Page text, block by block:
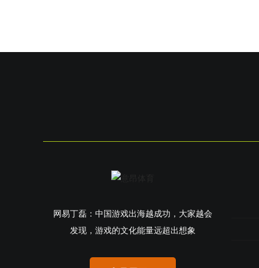
网易丁磊：中国游戏出海越成功，大家越会
发现，游戏的文化能量远超出想象